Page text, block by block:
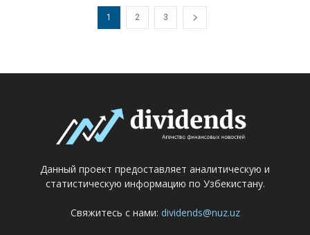
1 2 3
Данный проект предоставляет аналитическую и
статистическую информацию по Узбекистану.
Свяжитесь с нами: dividends@nuz.uz